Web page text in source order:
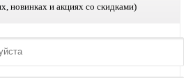
новинках и акциях со скидками)